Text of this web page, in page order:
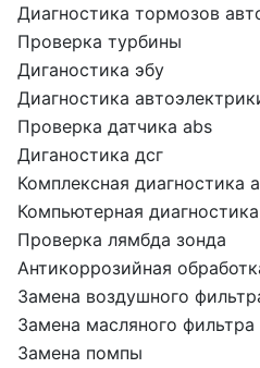
Диагностика тормозов
Проверка турбины
Диганостика эбу
Диагностика
Проверка датчика abs
Диганостика дсг
Комплексная диагностика
Компьютерная
Проверка лямбда зонда
Антикоррозийная
Замена воздушного
Замена масляного фильтра
Замена помпы